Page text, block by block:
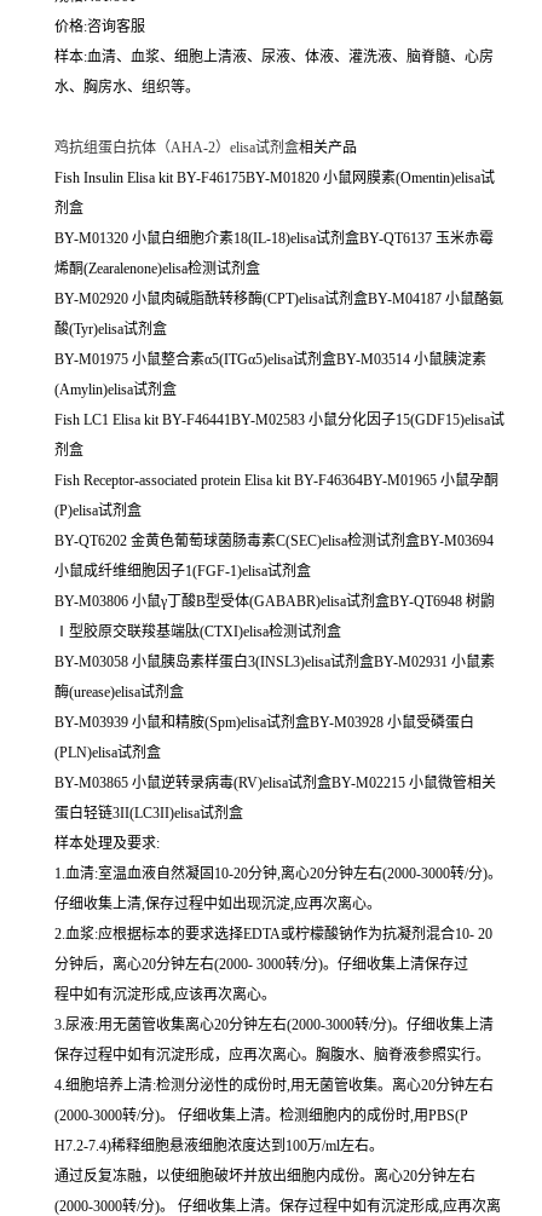
价格:咨询客服
样本:血清、血浆、细胞上清液、尿液、体液、灌洗液、脑脊髓、心房
水、胸房水、组织等。
鸡抗组蛋白抗体（AHA-2）elisa试剂盒相关产品
Fish Insulin Elisa kit BY-F46175BY-M01820 小鼠网膜素(Omentin)elisa试
剂盒
BY-M01320 小鼠白细胞介素18(IL-18)elisa试剂盒BY-QT6137 玉米赤霉
烯酮(Zearalenone)elisa检测试剂盒
BY-M02920 小鼠肉碱脂酰转移酶(CPT)elisa试剂盒BY-M04187 小鼠酪氨
酸(Tyr)elisa试剂盒
BY-M01975 小鼠整合素α5(ITGα5)elisa试剂盒BY-M03514 小鼠胰淀素
(Amylin)elisa试剂盒
Fish LC1 Elisa kit BY-F46441BY-M02583 小鼠分化因子15(GDF15)elisa试
剂盒
Fish Receptor-associated protein Elisa kit BY-F46364BY-M01965 小鼠孕酮
(P)elisa试剂盒
BY-QT6202 金黄色葡萄球菌肠毒素C(SEC)elisa检测试剂盒BY-M03694
小鼠成纤维细胞因子1(FGF-1)elisa试剂盒
BY-M03806 小鼠γ丁酸B型受体(GABABR)elisa试剂盒BY-QT6948 树鼩
Ⅰ型胶原交联羧基端肽(CTXI)elisa检测试剂盒
BY-M03058 小鼠胰岛素样蛋白3(INSL3)elisa试剂盒BY-M02931 小鼠素
酶(urease)elisa试剂盒
BY-M03939 小鼠和精胺(Spm)elisa试剂盒BY-M03928 小鼠受磷蛋白
(PLN)elisa试剂盒
BY-M03865 小鼠逆转录病毒(RV)elisa试剂盒BY-M02215 小鼠微管相关
蛋白轻链3II(LC3II)elisa试剂盒
样本处理及要求:
1.血清:室温血液自然凝固10-20分钟,离心20分钟左右(2000-3000转/分)。
仔细收集上清,保存过程中如出现沉淀,应再次离心。
2.血浆:应根据标本的要求选择EDTA或柠檬酸钠作为抗凝剂混合10- 20
分钟后，离心20分钟左右(2000- 3000转/分)。仔细收集上清保存过
程中如有沉淀形成,应该再次离心。
3.尿液:用无菌管收集离心20分钟左右(2000-3000转/分)。仔细收集上清
保存过程中如有沉淀形成，应再次离心。胸腹水、脑脊液参照实行。
4.细胞培养上清:检测分泌性的成份时,用无菌管收集。离心20分钟左右
(2000-3000转/分)。 仔细收集上清。检测细胞内的成份时,用PBS(P
H7.2-7.4)稀释细胞悬液细胞浓度达到100万/ml左右。
通过反复冻融，以使细胞破坏并放出细胞内成份。离心20分钟左右
(2000-3000转/分)。 仔细收集上清。保存过程中如有沉淀形成,应再次离